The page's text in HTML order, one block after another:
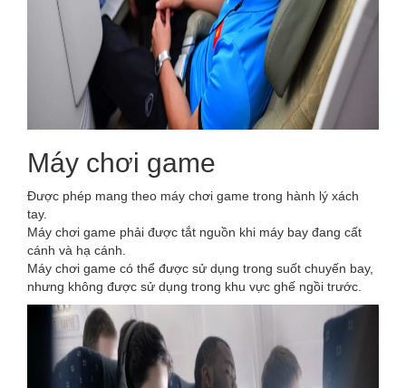
Máy chơi game
Được phép mang theo máy chơi game trong hành lý xách
tay.
Máy chơi game phải được tắt nguồn khi máy bay đang cất
cánh và hạ cánh.
Máy chơi game có thể được sử dụng trong suốt chuyến bay,
nhưng không được sử dụng trong khu vực ghế ngồi trước.